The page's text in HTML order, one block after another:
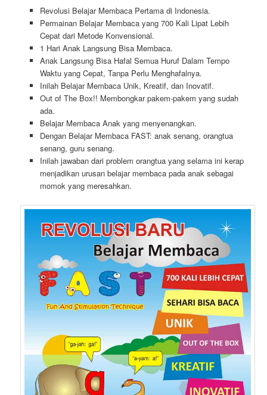
Revolusi Belajar Membaca Pertama di Indonesia.
Permainan Belajar Membaca yang 700 Kali Lipat Lebih
Cepat dari Metode Konvensional.
1 Hari Anak Langsung Bisa Membaca.
Anak Langsung Bisa Hafal Semua Huruf Dalam Tempo
Waktu yang Cepat, Tanpa Perlu Menghafalnya.
Inilah Belajar Membaca Unik, Kreatif, dan Inovatif.
Out of The Box!! Membongkar pakem-pakem yang sudah
ada.
Belajar Membaca Anak yang menyenangkan.
Dengan Belajar Membaca FAST: anak senang, orangtua
senang, guru senang.
Inilah jawaban dari problem orangtua yang selama ini kerap
menjadikan urusan belajar membaca pada anak sebagai
momok yang meresahkan.